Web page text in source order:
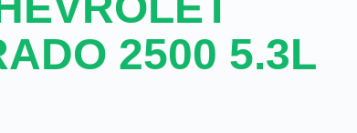
2500 5.3L